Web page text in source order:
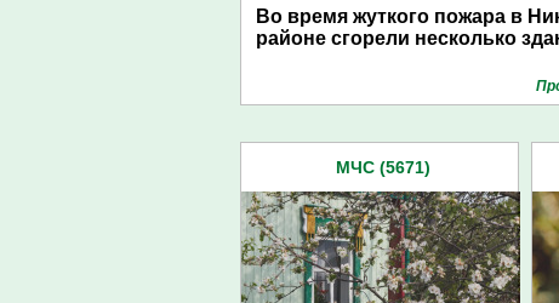
Во время жуткого пожара в
районе сгорели несколько
МЧС (5671)